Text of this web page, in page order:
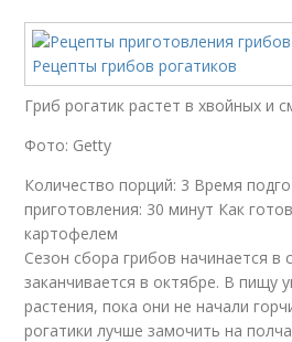
Гриб рогатик растет в хвойных и
Фото: Getty
Количество порций: 3 Время
приготовления: 30 минут Как
картофелем
Сезон сбора грибов начинается в
заканчивается в октябре. В пищу
растения, пока они не начали
рогатики лучше замочить на